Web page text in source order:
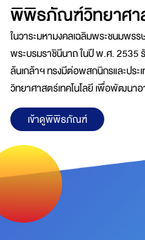
พิพิธภัณฑ์วิทยาศา
ในวาระมหามงคลเฉลิมพระชนมพร
พระบรมราชินีนาถ ในปี พ.ศ.
ล้นเกล้าฯ ทรงมีต่อพสกนิกรและประ
วิทยาศาสตร์เทคโนโลยี เพื่อพัฒนา
ฟื้นฟูทรัพยากรธรรมชาติ และสิ่งแ
ของไทยในท้องถิ่นชนบทที่ห่างไกลมา
การตื่นตัวด้านการวิจัยและพัฒนาทาง
วัน ส่งผลต่อการยกระดับสภาพควา
ประเทศอย่างมีประสิทธิภาพคณะรัฐ
เข้าดูพิพิธภัณฑ์